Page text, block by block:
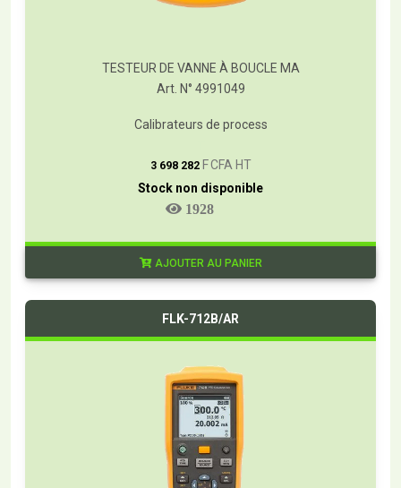
TESTEUR DE VANNE À BOUCLE MA
Art. N° 4991049
Calibrateurs de process
3 698 282 F CFA HT
Stock non disponible
1928
AJOUTER AU PANIER
FLK-712B/AR